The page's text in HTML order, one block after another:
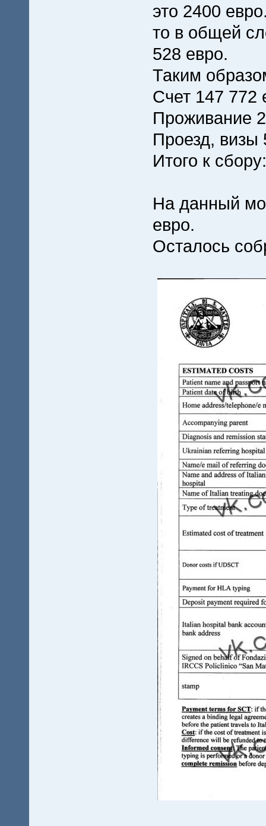
это 2400
то в общей
528 евро.
Таким
Счет 147 772
Проживание
Проезд, визы
Итого к
На данный
евро.
Осталось